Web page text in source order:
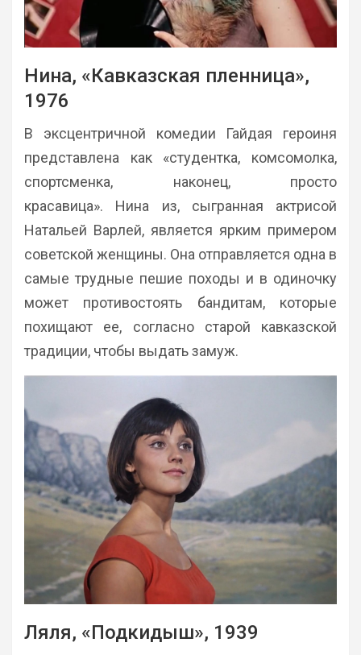
Нина, «Кавказская пленница»,
1976
В эксцентричной комедии Гайдая героиня
представлена как «студентка, комсомолка,
спортсменка, наконец, просто
красавица». Нина из, сыгранная актрисой
Натальей Варлей, является ярким примером
советской женщины. Она отправляется одна в
самые трудные пешие походы и в одиночку
может противостоять бандитам, которые
похищают ее, согласно старой кавказской
традиции, чтобы выдать замуж.
Ляля, «Подкидыш», 1939